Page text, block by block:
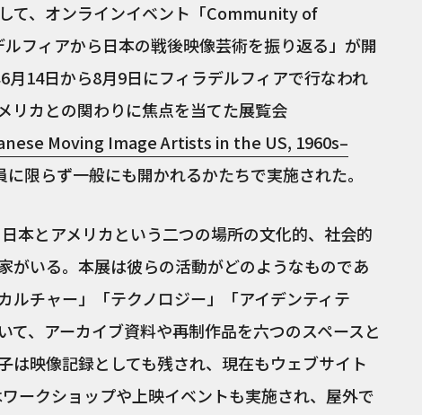
て、オンラインイベント「Community of
フィアから日本の戦後映像芸術を振り返る」が開
14日から8月9日にフィラデルフィアで行なわれ
リカとの関わりに焦点を当てた展覧会
Moving Image Artists in the US, 1960s–
限らず一般にも開かれるかたちで実施された。
本とアメリカという二つの場所の文化的、社会的
がいる。本展は彼らの活動がどのようなものであ
ルチャー」「テクノロジー」「アイデンティテ
て、アーカイブ資料や再制作品を六つのスペースと
は映像記録としても残され、現在もウェブサイト
ークショップや上映イベントも実施され、屋外で